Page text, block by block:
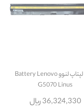
باتری لپتاپ لنوو Battery Lenovo
G5070 Linus
36,324,330 ریال